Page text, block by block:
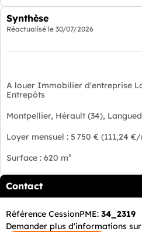
Synthèse
Réactualisé le 30/07/2026
A louer Immobilier d'entreprise
Entrepôts
Montpellier, Hérault (34),
Loyer mensuel : 5 750 € (111,24
Surface : 620 m²
Contact
Référence CessionPME: 34_2319
Demander plus d'informations